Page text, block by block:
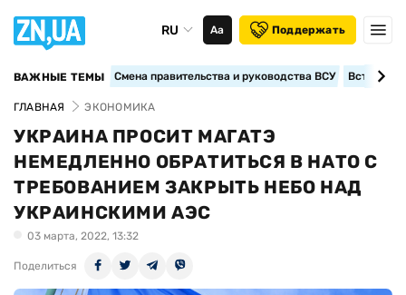
RU Аа Поддержать
ВАЖНЫЕ ТЕМЫ Смена правительства и руководства ВСУ
ГЛАВНАЯ ЭКОНОМИКА
УКРАИНА ПРОСИТ МАГАТЭ
НЕМЕДЛЕННО ОБРАТИТЬСЯ В НАТО С
ТРЕБОВАНИЕМ ЗАКРЫТЬ НЕБО НАД
УКРАИНСКИМИ АЭС
03 марта, 2022, 13:32
Поделиться